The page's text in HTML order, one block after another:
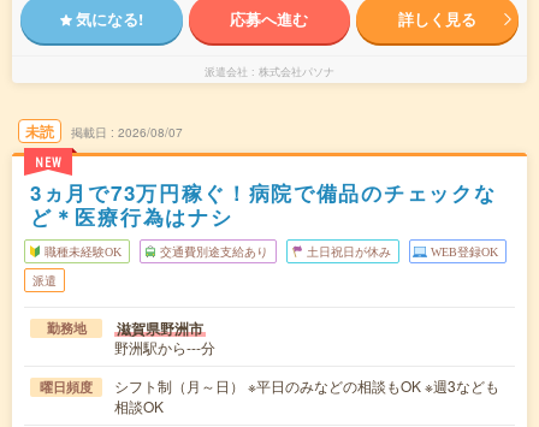
気になる! 応募へ進む 詳しく見る
派遣会社 株式会社パソナ
未読
NEW
掲載日 2026/08/07
3ヵ月で73万円稼ぐ！病院で備品のチェックな
ど＊医療行為はナシ
職種未経験OK 交通費別途支給あり 土日祝日が休み WEB登録OK
派遣
勤務地 滋賀県野洲市
野洲駅から---分
曜日頻度
シフト制（月～日） ※平日のみなどの相談もOK ※週3なども
相談OK